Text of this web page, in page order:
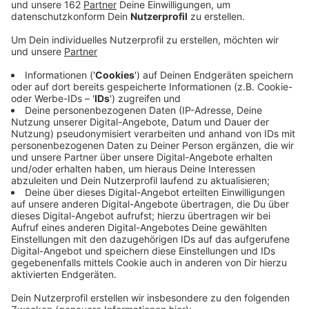
Anzeige
Auf der A40 bei Moers hat die Polizei einen Lkw aus
dem Verkehr gezogen, der diverse technische Mängel
aufwies. Das Fahrzeug verfügte etwa über keine
Bremswirkung auf der Hinterachse und einen Defekt
an der Lenkung. Die Polizei spricht von
"abenteuerlichem Flickwerk". Außerdem hatte der
Fahrer keine Fahrerbescheinigung. Die müssen Fahrer
aus Drittstaaten, die in der EU zugelassene LKW
führen, ihr legales Arbeitsverhältnis nachweisen. Der
Mann durfte seine Fahrt nicht fortsetzen. Sein
Sattelzug wurde von einem Ersatz-Fahrer
übernommen. Aber auch der viel den Beamten rund
drei Stunden später auf. Wie sein Kollege verfügte er
nicht über eine Fahrerbescheinigung. Auch diese Fahrt